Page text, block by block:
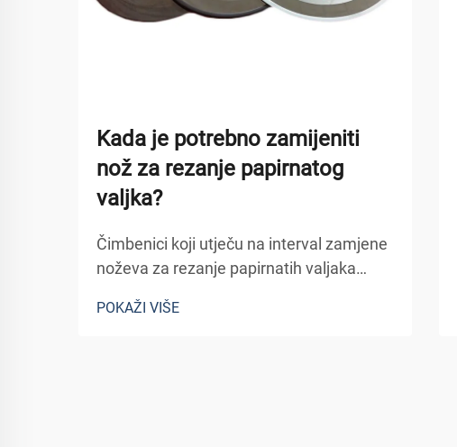
Kada je potrebno zamijeniti
nož za rezanje papirnatog
valjka?
Čimbenici koji utječu na interval zamjene
noževa za rezanje papirnatih valjaka
Materijali korišteni u proizvodnji noževa
POKAŽI VIŠE